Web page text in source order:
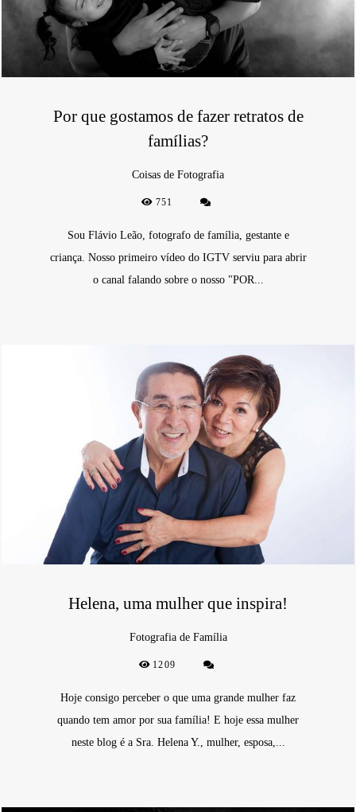
Por que gostamos de fazer retratos de
famílias?
Coisas de Fotografia
751
Sou Flávio Leão, fotografo de família, gestante e
criança. Nosso primeiro vídeo do IGTV serviu para abrir
o canal falando sobre o nosso "POR...
Helena, uma mulher que inspira!
Fotografia de Família
1209
Hoje consigo perceber o que uma grande mulher faz
quando tem amor por sua família! E hoje essa mulher
neste blog é a Sra. Helena Y., mulher, esposa,...